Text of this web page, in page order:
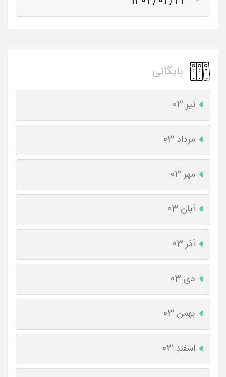
بایگانی
تیر 03
مرداد 03
مهر 03
آبان 03
آذر 03
دی 03
بهمن 03
اسفند 03